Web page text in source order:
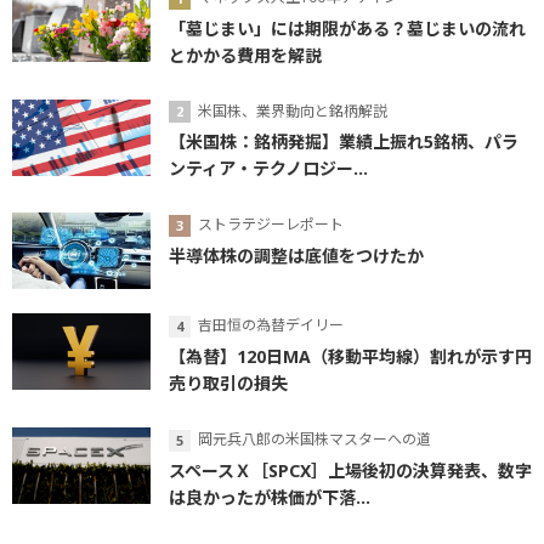
「墓じまい」には期限がある？墓じまいの流れ
とかかる費用を解説
米国株、業界動向と銘柄解説
【米国株：銘柄発掘】業績上振れ5銘柄、パラ
ンティア・テクノロジー...
ストラテジーレポート
半導体株の調整は底値をつけたか
吉田恒の為替デイリー
【為替】120日MA（移動平均線）割れが示す円
売り取引の損失
岡元兵八郎の米国株マスターへの道
スペースＸ［SPCX］上場後初の決算発表、数字
は良かったが株価が下落...